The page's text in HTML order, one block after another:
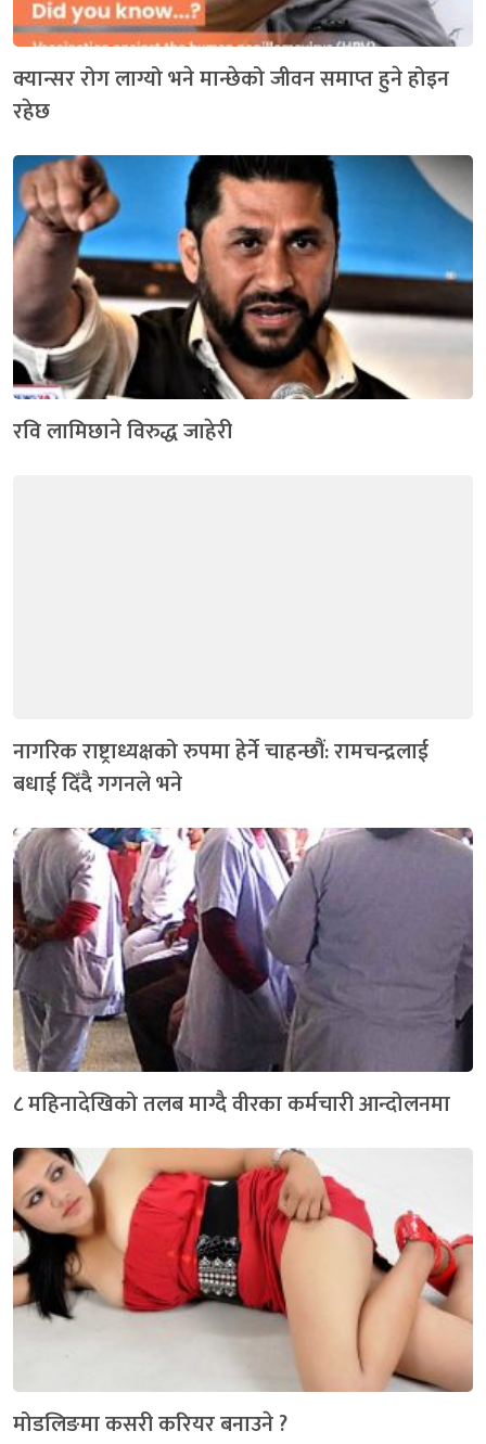
क्यान्सर रोग लाग्यो भने मान्छेको जीवन समाप्त हुने होइन
रहेछ
रवि लामिछाने विरुद्ध जाहेरी
नागरिक राष्ट्राध्यक्षको रुपमा हेर्ने चाहन्छौं: रामचन्द्रलाई
बधाई दिँदै गगनले भने
८ महिनादेखिको तलब माग्दै वीरका कर्मचारी आन्दोलनमा
मोडलिङमा कसरी करियर बनाउने ?